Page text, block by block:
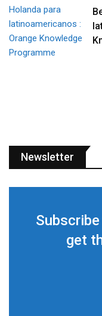
Newsletter
get